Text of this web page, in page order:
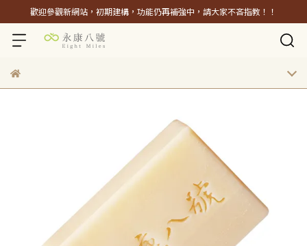
歡迎參觀新網站，初期建構，功能仍再補強中，請大家不吝指教！！